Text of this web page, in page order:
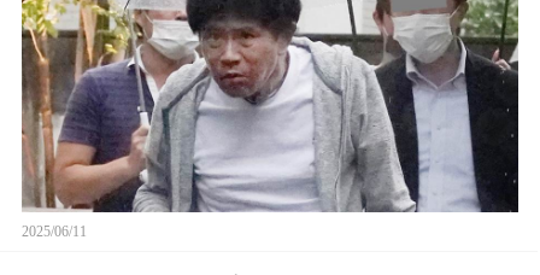
2025/06/11